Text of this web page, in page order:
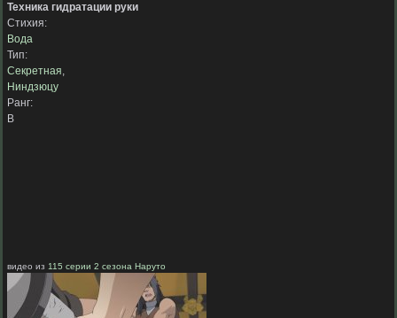
Техника гидратации руки
Стихия:
Вода
Тип:
Секретная,
Ниндзюцу
Ранг:
B
видео из 115 серии 2 сезона Наруто